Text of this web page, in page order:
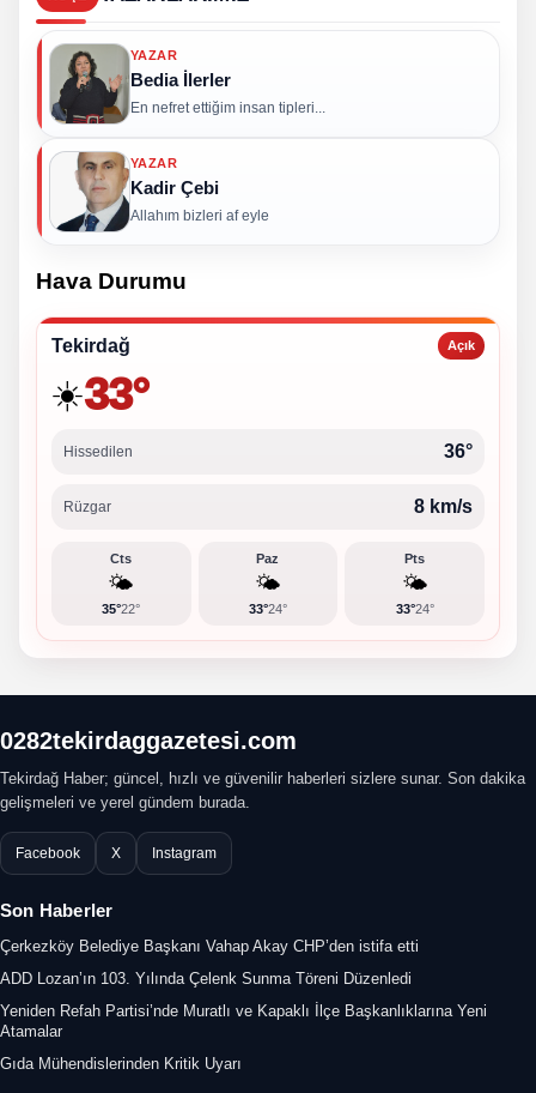
YAZAR
Bedia İlerler
En nefret ettiğim insan tipleri...
YAZAR
Kadir Çebi
Allahım bizleri af eyle
Hava Durumu
Tekirdağ Açık
☀️33°
Hissedilen 36°
Rüzgar 8 km/s
Cts
🌤️
35°22°
Paz
🌤️
33°24°
Pts
🌤️
33°24°
0282tekirdaggazetesi.com
Tekirdağ Haber; güncel, hızlı ve güvenilir haberleri sizlere sunar. Son dakika
gelişmeleri ve yerel gündem burada.
Facebook X Instagram
Son Haberler
Çerkezköy Belediye Başkanı Vahap Akay CHP’den istifa etti
ADD Lozan’ın 103. Yılında Çelenk Sunma Töreni Düzenledi
Yeniden Refah Partisi’nde Muratlı ve Kapaklı İlçe Başkanlıklarına Yeni
Atamalar
Gıda Mühendislerinden Kritik Uyarı